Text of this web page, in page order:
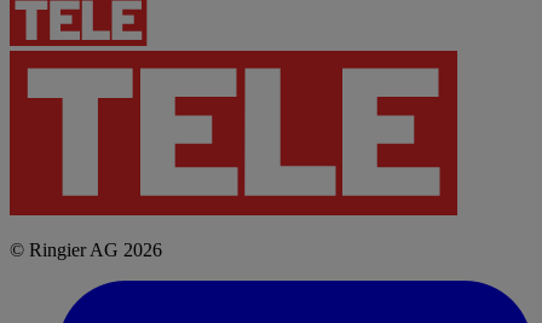
© Ringier AG 2026